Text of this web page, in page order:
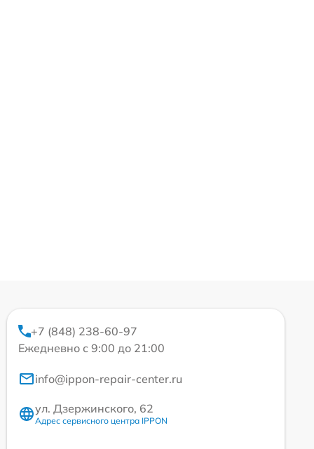
+7 (848) 238-60-97
Ежедневно с 9:00 до 21:00
info@ippon-repair-center.ru
ул. Дзержинского, 62
Адрес сервисного центра IPPON